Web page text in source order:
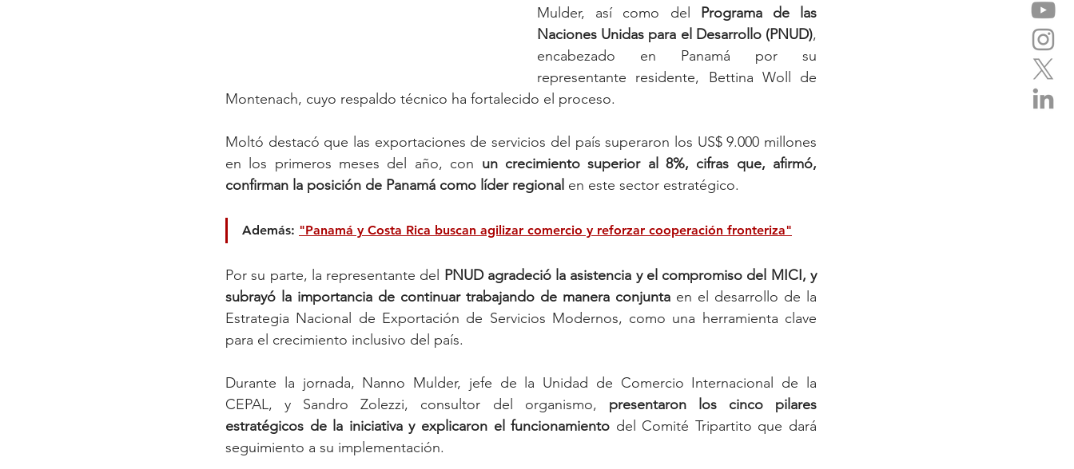
Mulder, así como del
Programa de las
Naciones Unidas para el Desarrollo (PNUD),
encabezado en Panamá por su
representante residente, Bettina Woll de
Montenach, cuyo respaldo técnico ha fortalecido el proceso.
Moltó destacó que las exportaciones de servicios del país superaron los US$ 9.000 millones
en los primeros meses del año, con un crecimiento superior al 8%, cifras que, afirmó,
confirman la posición de Panamá como líder regional en este sector estratégico.
Además: "Panamá y Costa Rica buscan agilizar comercio y reforzar cooperación fronteriza"
Por su parte, la representante del PNUD agradeció la asistencia y el compromiso del MICI, y
subrayó la importancia de continuar trabajando de manera conjunta en el desarrollo de la
Estrategia Nacional de Exportación de Servicios Modernos, como una herramienta clave
para el crecimiento inclusivo del país.
Durante la jornada, Nanno Mulder, jefe de la Unidad de Comercio Internacional de la
CEPAL, y Sandro Zolezzi, consultor del organismo, presentaron los cinco pilares
estratégicos de la iniciativa y explicaron el funcionamiento del Comité Tripartito que dará
seguimiento a su implementación.